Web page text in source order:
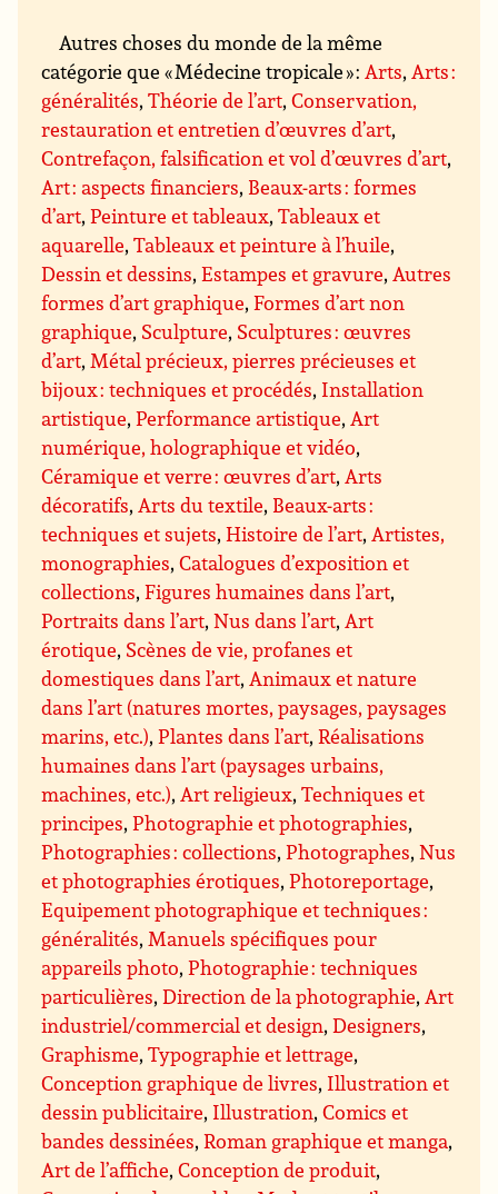
Autres choses du monde de la même
catégorie que « Médecine tropicale » :Arts,Arts :
généralités,Théorie de l’art,Conservation,
restauration et entretien d’œuvres d’art,
Contrefaçon, falsification et vol d’œuvres d’art,
Art : aspects financiers, Beaux-arts : formes
d’art,Peinture et tableaux,Tableaux et
aquarelle,Tableaux et peinture à l’huile,
Dessin et dessins,Estampes et gravure,Autres
formes d’art graphique,Formes d’art non
graphique, Sculpture, Sculptures : œuvres
d’art,Métal précieux, pierres précieuses et
bijoux : techniques et procédés, Installation
artistique,Performance artistique,Art
numérique, holographique et vidéo,
Céramique et verre : œuvres d’art,Arts
décoratifs,Arts du textile, Beaux-arts :
techniques et sujets,Histoire de l’art,Artistes,
monographies,Catalogues d’exposition et
collections,Figures humaines dans l’art,
Portraits dans l’art,Nus dans l’art,Art
érotique, Scènes de vie, profanes et
domestiques dans l’art,Animaux et nature
dans l’art (natures mortes, paysages, paysages
marins, etc.),Plantes dans l’art,Réalisations
humaines dans l’art (paysages urbains,
machines, etc.),Art religieux,Techniques et
principes,Photographie et photographies,
Photographies : collections,Photographes,Nus
et photographies érotiques,Photoreportage,
Equipement photographique et techniques :
généralités,Manuels spécifiques pour
appareils photo,Photographie : techniques
particulières,Direction de la photographie,Art
industriel/commercial et design,Designers,
Graphisme,Typographie et lettrage,
Conception graphique de livres, Illustration et
dessin publicitaire, Illustration,Comics et
bandes dessinées,Roman graphique et manga,
Art de l’affiche,Conception de produit,